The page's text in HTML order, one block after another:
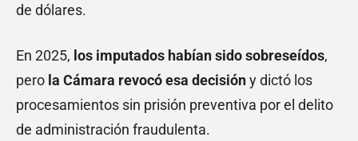
de dólares.
En 2025, los imputados habían sido sobreseídos,
pero la Cámara revocó esa decisióny dictó los
procesamientos sin prisión preventiva por el delito
de administración fraudulenta.